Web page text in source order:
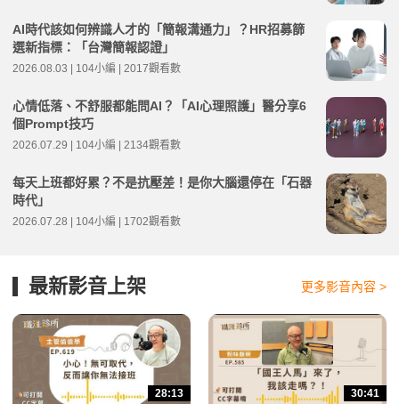
AI時代該如何辨識人才的「簡報溝通力」？HR招募篩
選新指標：「台灣簡報認證」
2026.08.03 | 104小編 | 2017觀看數
心情低落、不舒服都能問AI？「AI心理照護」醫分享6
個Prompt技巧
2026.07.29 | 104小編 | 2134觀看數
每天上班都好累？不是抗壓差！是你大腦還停在「石器
時代」
2026.07.28 | 104小編 | 1702觀看數
最新影音上架 更多影音內容 >
28:13 30:41